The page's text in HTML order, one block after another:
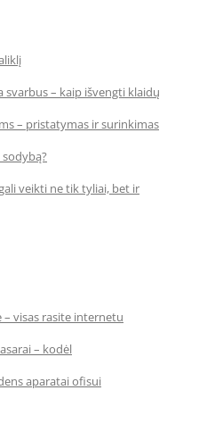
– kaip išvengti klaidų
– pristatymas ir surinkimas
veikti ne tik tyliai, bet ir
visas rasite internetu
– kodėl
aparatai ofisui